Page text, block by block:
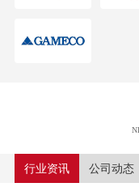
行业资讯 公司动态